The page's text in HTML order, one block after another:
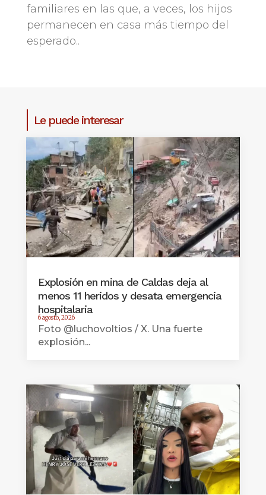
familiares en las que, a veces, los hijos
permanecen en casa más tiempo del
esperado..
Le puede interesar
Explosión en mina de Caldas deja al
menos 11 heridos y desata emergencia
hospitalaria
6 agosto, 2026
Foto @luchovoltios / X. Una fuerte
explosión...